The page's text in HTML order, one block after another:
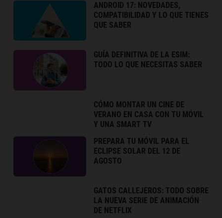
ANDROID 17: NOVEDADES,
COMPATIBILIDAD Y LO QUE TIENES
QUE SABER
GUÍA DEFINITIVA DE LA ESIM:
TODO LO QUE NECESITAS SABER
CÓMO MONTAR UN CINE DE
VERANO EN CASA CON TU MÓVIL
Y UNA SMART TV
PREPARA TU MÓVIL PARA EL
ECLIPSE SOLAR DEL 12 DE
AGOSTO
GATOS CALLEJEROS: TODO SOBRE
LA NUEVA SERIE DE ANIMACIÓN
DE NETFLIX